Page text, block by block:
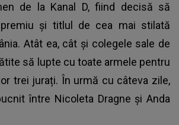
de la Kanal D, fiind decisă să
și titlul de cea mai stilată
Atât ea, cât și colegele sale de
să lupte cu toate armele pentru
trei jurați. În urmă cu câteva zile,
între Nicoleta Dragne și Anda